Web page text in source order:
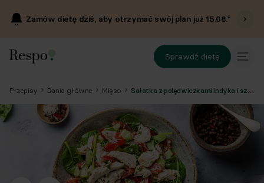
Zamów dietę dziś, aby otrzymać swój plan już15.08.*
Sprawdź dietę
Przepisy Dania główne Mięso